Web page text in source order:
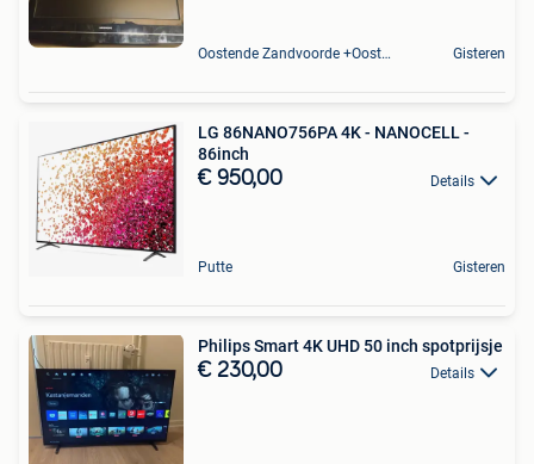
Oostende Zandvoorde +Oostende Gisteren
LG 86NANO756PA 4K - NANOCELL -
86inch
€ 950,00 Details
Putte Gisteren
Philips Smart 4K UHD 50 inch spotprijsje
€ 230,00 Details